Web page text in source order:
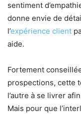
sentiment
donne envie de
l’expérience client
aide.
Fortement
prospections, cette
l’autre à se livrer
Mais pour que